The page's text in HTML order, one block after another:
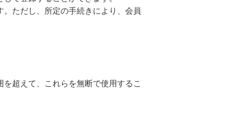
ただし、所定の手続きにより、会員
超えて、これらを無断で使用するこ